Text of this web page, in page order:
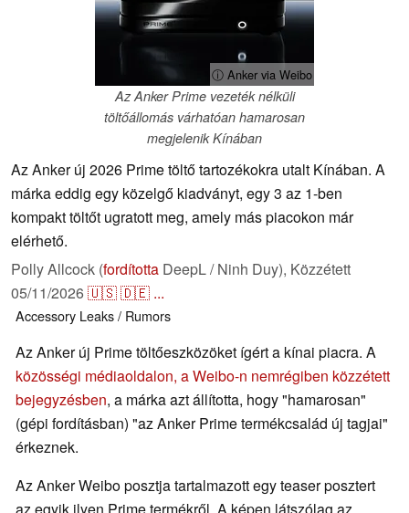
ⓘ Anker via Weibo
Az Anker Prime vezeték nélküli
töltőállomás várhatóan hamarosan
megjelenik Kínában
Az Anker új 2026 Prime töltő tartozékokra utalt Kínában. A
márka eddig egy közelgő kiadványt, egy 3 az 1-ben
kompakt töltőt ugratott meg, amely más piacokon már
elérhető.
Polly Allcock (fordította DeepL / Ninh Duy), Közzétett
05/11/2026🇺🇸🇩🇪 ...
Accessory Leaks / Rumors
Az Anker új Prime töltőeszközöket ígért a kínai piacra. A
közösségi médiaoldalon, a Weibo-n nemrégiben közzétett
bejegyzésben, a márka azt állította, hogy "hamarosan"
(gépi fordításban) "az Anker Prime termékcsalád új tagjai"
érkeznek.
Az Anker Weibo posztja tartalmazott egy teaser posztert